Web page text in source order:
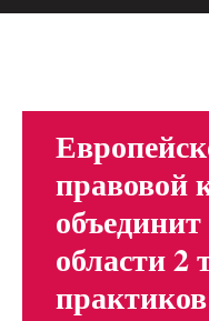
правовой
области